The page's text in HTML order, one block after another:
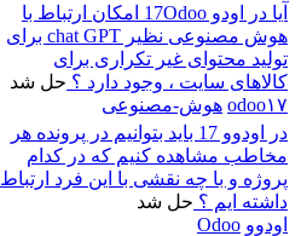
آیا در اودو 17Odoo امکان ارتباط با
هوش مصنوعی نظیر chat GPT برای
تولید محتوای غیر تکراری برای
کالاهای سایت ، وجود دارد ؟ حل شد
odoo۱۷ هوش-مصنوعی
در اودوو 17 باید بتوانیم در پرونده هر
مخاطب مشاهده کنیم که در کدام
پروژه و با چه نقشی با این فرد ارتباط
داشته ایم ؟ حل شد
اودوو Odoo